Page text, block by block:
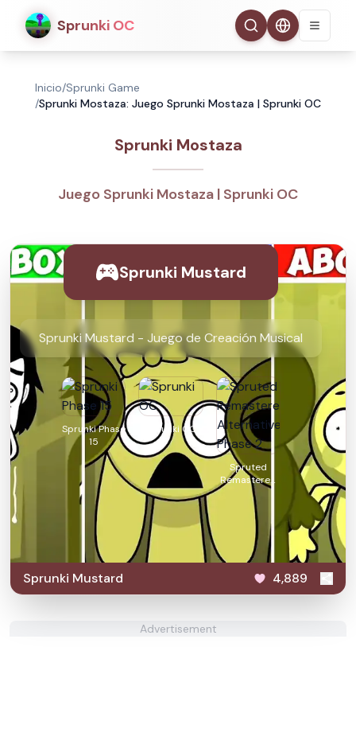
Sprunki OC
Inicio/Sprunki Game
/Sprunki Mostaza: Juego Sprunki Mostaza | Sprunki OC
Sprunki Mostaza
Juego Sprunki Mostaza | Sprunki OC
Sprunki Mustard
Sprunki Mustard - Juego de Creación Musical
Sprunki Phase
15
Sprunki OC
Spruted
Remastered
Alternative
Phase 2
Sprunki Mustard 4,889
Advertisement